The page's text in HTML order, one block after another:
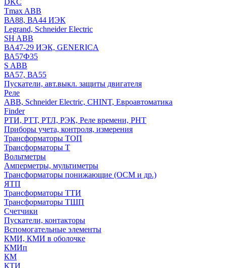
DKC
Tmax ABB
ВА88, ВА44 ИЭК
Legrand, Schneider Electric
SH ABB
ВА47-29 ИЭК, GENERICA
ВА57Ф35
S ABB
ВА57, ВА55
Пускатели, авт.выкл. защиты двигателя
Реле
ABB, Schneider Electric, CHINT, Евроавтоматика
Finder
РТИ, РТТ, РТЛ, РЭК, Реле времени, РНТ
Приборы учета, контроля, измерения
Трансформаторы ТОП
Трансформаторы Т
Вольтметры
Амперметры, мультиметры
Трансформаторы понижающие (ОСМ и др.)
ЯТП
Трансформаторы ТТИ
Трансформаторы ТШП
Счетчики
Пускатели, контакторы
Вспомогательные элементы
КМИ, КМИ в оболочке
КМИп
КМ
КТИ